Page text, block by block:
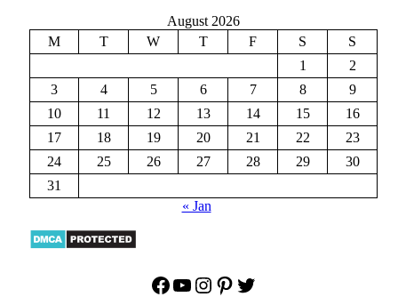
August 2026
M
T W T F S
S
1
2
3
4 5 6 7 8
9
10
11 12 13 14 15
16
17
18 19 20 21 22
23
24
25 26 27 28 29
30
31
« Jan
Facebook
YouTube
Instagram
Pinterest
Twitter